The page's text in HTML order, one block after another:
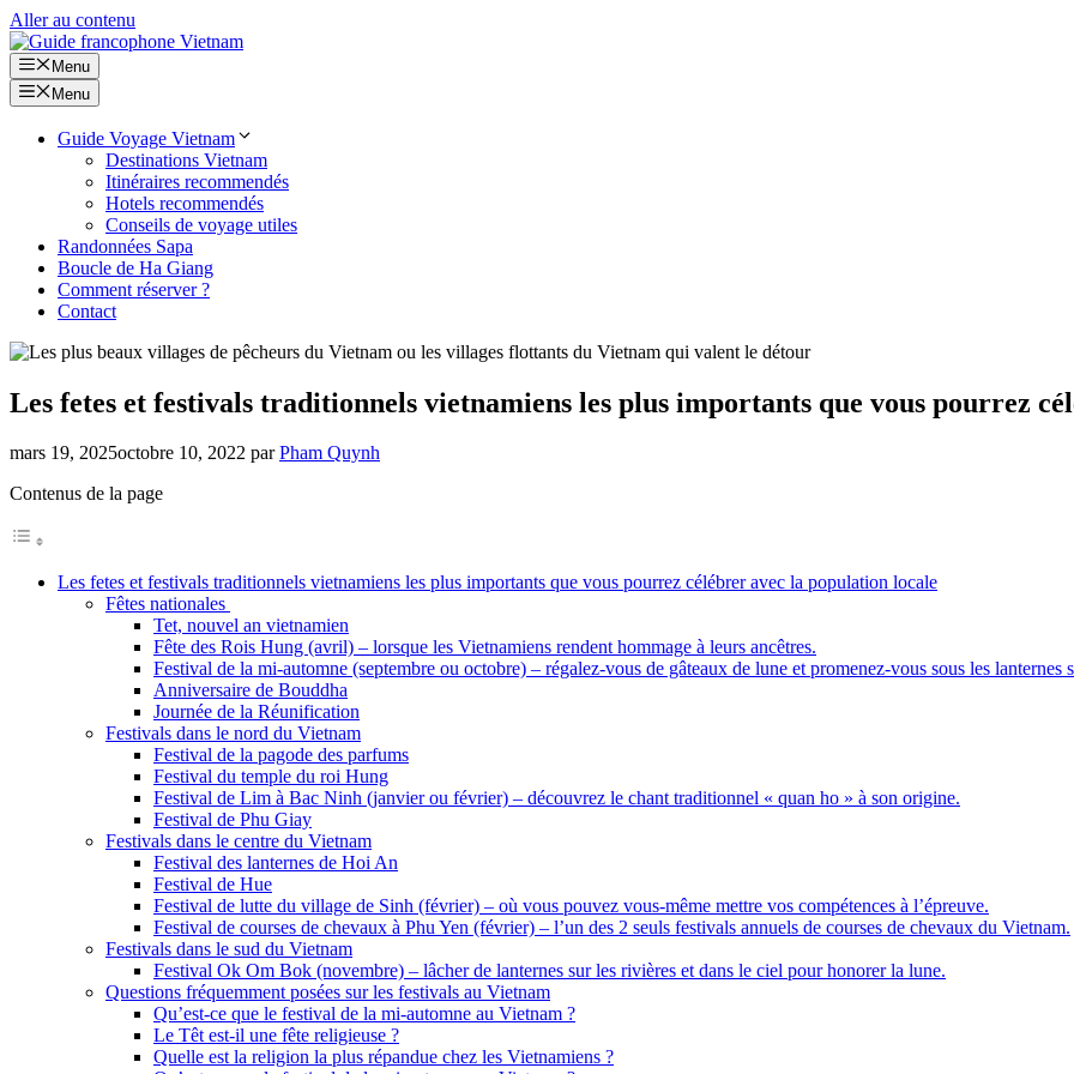
Aller au contenu
Menu
Menu
Guide Voyage Vietnam
Destinations Vietnam
Itinéraires recommendés
Hotels recommendés
Conseils de voyage utiles
Randonnées Sapa
Boucle de Ha Giang
Comment réserver ?
Contact
Les fetes et festivals traditionnels vietnamiens les plus importants que vous pourrez
mars 19, 2025octobre 10, 2022 parPham Quynh
Contenus de la page
Les fetes et festivals traditionnels vietnamiens les plus importants que vous pourrez célébrer avec la population locale
Fêtes nationales
Tet, nouvel an vietnamien
Fête des Rois Hung (avril) – lorsque les Vietnamiens rendent hommage à leurs ancêtres.
Festival de la mi-automne (septembre ou octobre) – régalez-vous de gâteaux de lune et promenez-vous sous les lanternes
Anniversaire de Bouddha
Journée de la Réunification
Festivals dans le nord du Vietnam
Festival de la pagode des parfums
Festival du temple du roi Hung
Festival de Lim à Bac Ninh (janvier ou février) – découvrez le chant traditionnel « quan ho » à son origine.
Festival de Phu Giay
Festivals dans le centre du Vietnam
Festival des lanternes de Hoi An
Festival de Hue
Festival de lutte du village de Sinh (février) – où vous pouvez vous-même mettre vos compétences à l’épreuve.
Festival de courses de chevaux à Phu Yen (février) – l’un des 2 seuls festivals annuels de courses de chevaux du Vietnam.
Festivals dans le sud du Vietnam
Festival Ok Om Bok (novembre) – lâcher de lanternes sur les rivières et dans le ciel pour honorer la lune.
Questions fréquemment posées sur les festivals au Vietnam
Qu’est-ce que le festival de la mi-automne au Vietnam ?
Le Têt est-il une fête religieuse ?
Quelle est la religion la plus répandue chez les Vietnamiens ?